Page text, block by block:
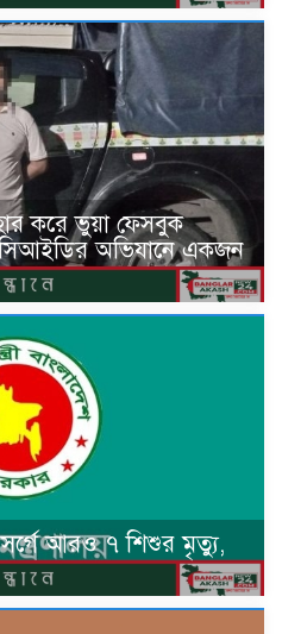
করে ভুয়া ফেসবুক
সিআইডির অভিযানে একজন
আরও ৭ শিশুর মৃত্যু,